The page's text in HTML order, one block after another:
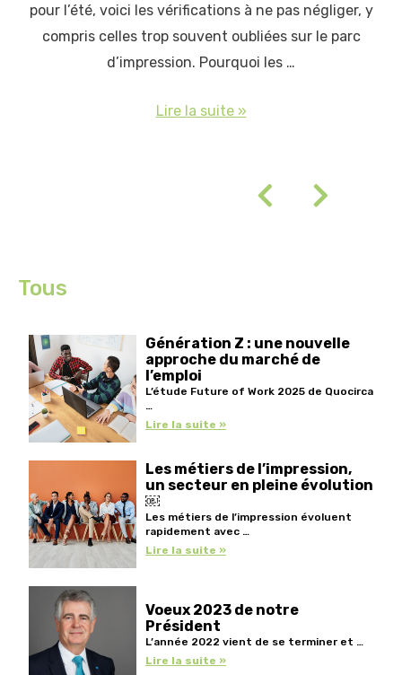
pour l’été, voici les vérifications à ne pas négliger, y
compris celles trop souvent oubliées sur le parc
d’impression. Pourquoi les …
Lire la suite »
Tous
Génération Z : une nouvelle
approche du marché de
l’emploi
L’étude Future of Work 2025 de Quocirca
…
Lire la suite »
Les métiers de l’impression,
un secteur en pleine évolution
￼
Les métiers de l’impression évoluent
rapidement avec …
Lire la suite »
Voeux 2023 de notre
Président
L’année 2022 vient de se terminer et …
Lire la suite »